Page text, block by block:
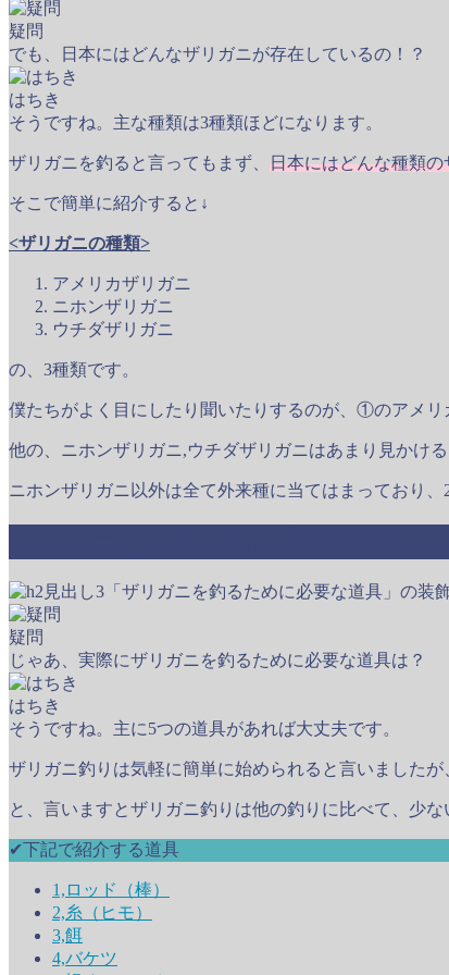
疑問
でも、日本にはどんなザリガニが存在しているの！？
はちき
そうですね。主な種類は3種類ほどになります。
ザリガニを釣ると言ってもまず、 日本にはどんな種類
そこで簡単に紹介すると↓
<ザリガニの種類>
アメリカザリガニ
ニホンザリガニ
ウチダザリガニ
の、3種類です。
僕たちがよく目にしたり聞いたりするのが、①のアメリ
他の、ニホンザリガニ,ウチダザリガニはあまり見かけ
ニホンザリガニ以外は全て外来種に当てはまっており
疑問
じゃあ、実際にザリガニを釣るために必要な道具は？
はちき
そうですね。主に5つの道具があれば大丈夫です。
ザリガニ釣りは気軽に簡単に始められると言いました
と、言いますとザリガニ釣りは他の釣りに比べて、少な
✔︎下記で紹介する道具
1,ロッド（棒）
2,糸（ヒモ）
3,餌
4,バケツ